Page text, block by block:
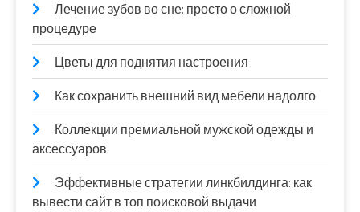
Лечение зубов во сне: просто о сложной
процедуре
Цветы для поднятия настроения
Как сохранить внешний вид мебели надолго
Коллекции премиальной мужской одежды и
аксессуаров
Эффективные стратегии линкбилдинга: как
вывести сайт в топ поисковой выдачи